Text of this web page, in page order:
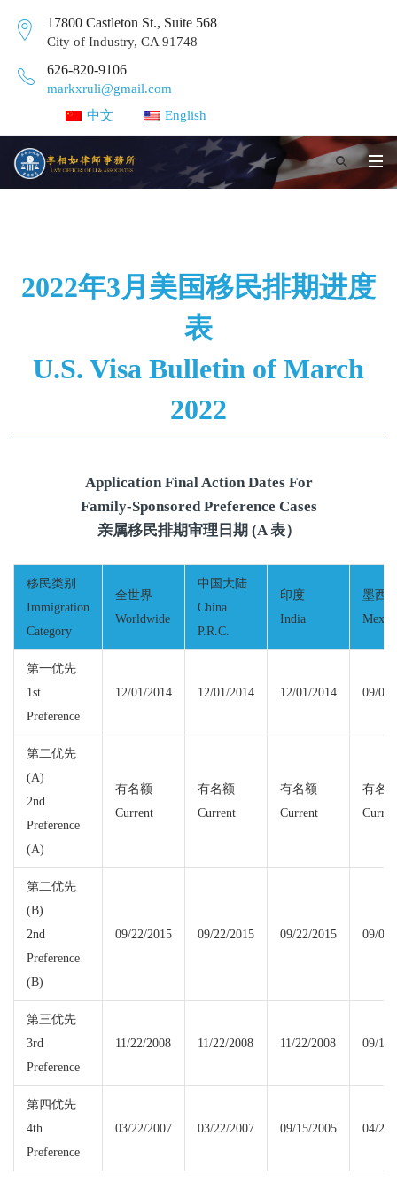
17800 Castleton St., Suite 568
City of Industry, CA 91748
626-820-9106
markxruli@gmail.com
中文
English
2022年3月美国移民排期进度
表
U.S. Visa Bulletin of March
2022
Application Final Action Dates For
Family-Sponsored Preference Cases
亲属移民排期审理日期 (A 表）
移民类别
Immigration
Category
全世界
Worldwide
中国大陆
China
P.R.C.
印度
India
墨西
第一优先
1st
Preference
12/01/2014 12/01/2014 12/01/2014 09/08/
第二优先
(A)
2nd
Preference
(A)
有名额
Current
有名额
Current
有名额
Current
有名
第二优先
(B)
2nd
Preference
(B)
09/22/2015 09/22/2015 09/22/2015 09/01/
第三优先
3rd
Preference
11/22/2008 11/22/2008 11/22/2008 09/15/
第四优先
4th
Preference
03/22/2007 03/22/2007 09/15/2005 04/22/